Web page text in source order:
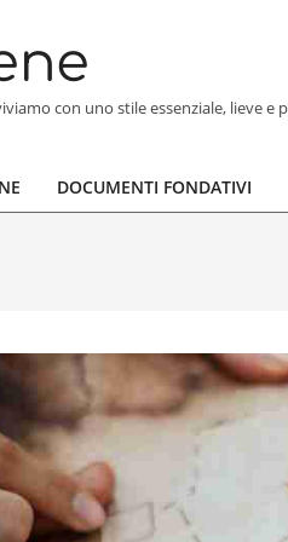
con uno stile essenziale, lieve
DOCUMENTI FONDATIVI